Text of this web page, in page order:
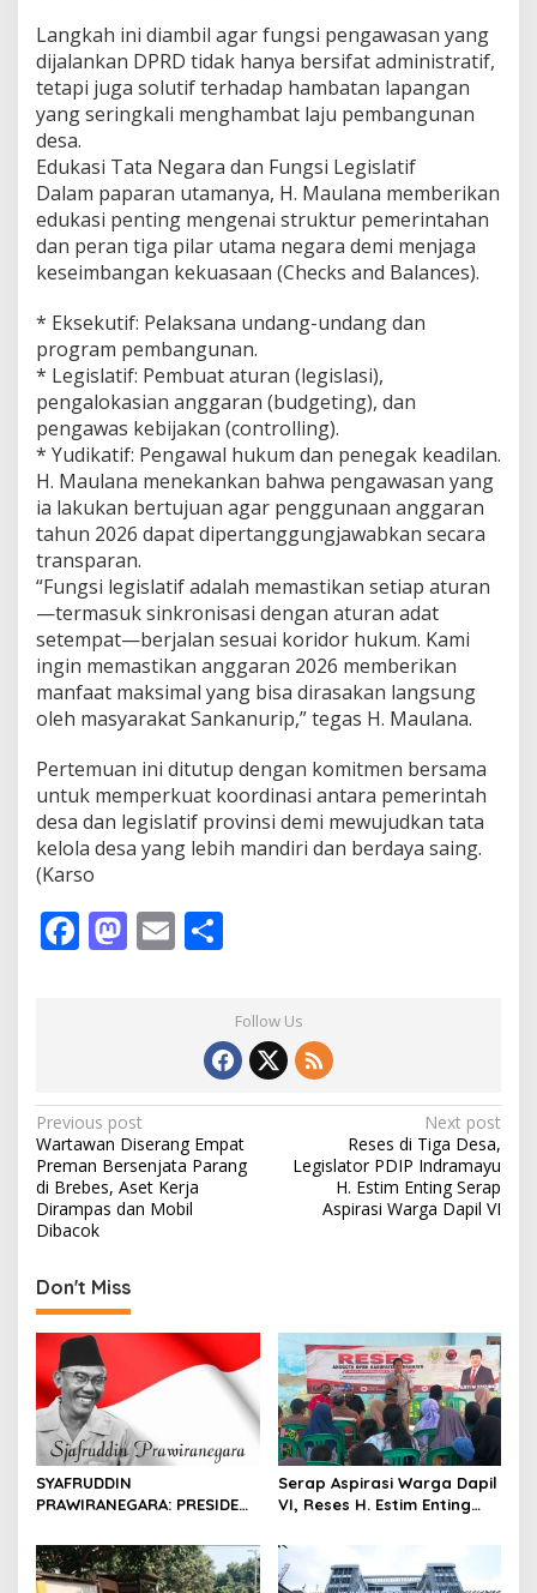
Langkah ini diambil agar fungsi pengawasan yang
dijalankan DPRD tidak hanya bersifat administratif,
tetapi juga solutif terhadap hambatan lapangan
yang seringkali menghambat laju pembangunan
desa.
Edukasi Tata Negara dan Fungsi Legislatif
Dalam paparan utamanya, H. Maulana memberikan
edukasi penting mengenai struktur pemerintahan
dan peran tiga pilar utama negara demi menjaga
keseimbangan kekuasaan (Checks and Balances).
* Eksekutif: Pelaksana undang-undang dan
program pembangunan.
* Legislatif: Pembuat aturan (legislasi),
pengalokasian anggaran (budgeting), dan
pengawas kebijakan (controlling).
* Yudikatif: Pengawal hukum dan penegak keadilan.
H. Maulana menekankan bahwa pengawasan yang
ia lakukan bertujuan agar penggunaan anggaran
tahun 2026 dapat dipertanggungjawabkan secara
transparan.
“Fungsi legislatif adalah memastikan setiap aturan
—termasuk sinkronisasi dengan aturan adat
setempat—berjalan sesuai koridor hukum. Kami
ingin memastikan anggaran 2026 memberikan
manfaat maksimal yang bisa dirasakan langsung
oleh masyarakat Sankanurip,” tegas H. Maulana.
Pertemuan ini ditutup dengan komitmen bersama
untuk memperkuat koordinasi antara pemerintah
desa dan legislatif provinsi demi mewujudkan tata
kelola desa yang lebih mandiri dan berdaya saing.
(Karso
F
o
k
M
n
E
ar
eFollow Us
P
o
s
t
a
v
i
g
a
t
i
n
Previous post
Wartawan Diserang Empat
Preman Bersenjata Parang
di Brebes, Aset Kerja
Dirampas dan Mobil
Dibacok
Next post
Reses di Tiga Desa,
Legislator PDIP Indramayu
H. Estim Enting Serap
Aspirasi Warga Dapil VI
Don't Miss
SYAFRUDDIN
PRAWIRANEGARA: PRESIDEN
SEJARAH INDONESIA
Serap Aspirasi Warga Dapil
VI, Reses H. Estim Enting
Jadi Prioritas
Pembangunan